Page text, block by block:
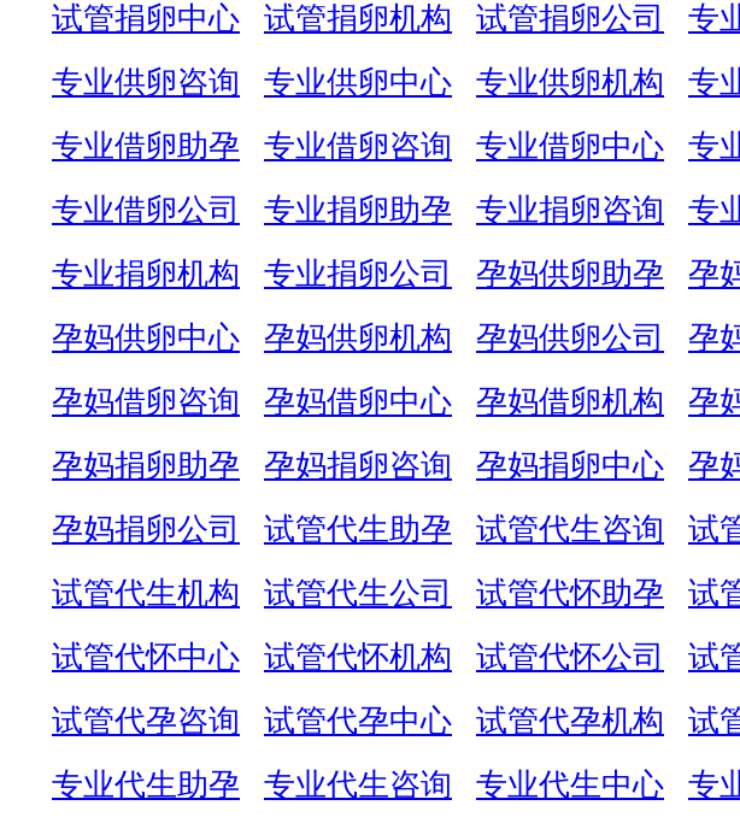
试管捐卵中心
试管捐卵机构 试管捐卵公司
专
专业供卵咨询
专业供卵中心 专业供卵机构
专
专业借卵助孕
专业借卵咨询 专业借卵中心
专
专业借卵公司
专业捐卵助孕 专业捐卵咨询
专
专业捐卵机构
专业捐卵公司 孕妈供卵助孕
孕
孕妈供卵中心
孕妈供卵机构 孕妈供卵公司
孕
孕妈借卵咨询
孕妈借卵中心 孕妈借卵机构
孕
孕妈捐卵助孕
孕妈捐卵咨询 孕妈捐卵中心
孕
孕妈捐卵公司
试管代生助孕 试管代生咨询
试
试管代生机构
试管代生公司 试管代怀助孕
试
试管代怀中心
试管代怀机构 试管代怀公司
试
试管代孕咨询
试管代孕中心 试管代孕机构
试
专业代生助孕
专业代生咨询 专业代生中心
专